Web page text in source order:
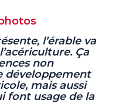
l’érable va
Ça
non
développement
mais aussi
font usage de la